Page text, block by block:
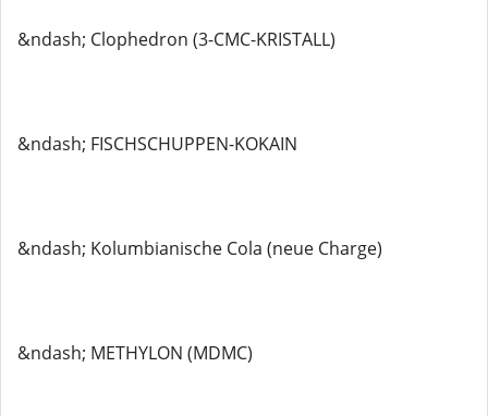
&ndash; Clophedron (3-CMC-KRISTALL)
&ndash; FISCHSCHUPPEN-KOKAIN
&ndash; Kolumbianische Cola (neue Charge)
&ndash; METHYLON (MDMC)